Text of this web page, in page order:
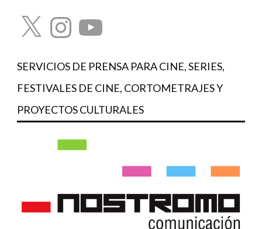
X InstagramYouTube
SERVICIOS DE PRENSA PARA CINE, SERIES,
FESTIVALES DE CINE, CORTOMETRAJES Y
PROYECTOS CULTURALES